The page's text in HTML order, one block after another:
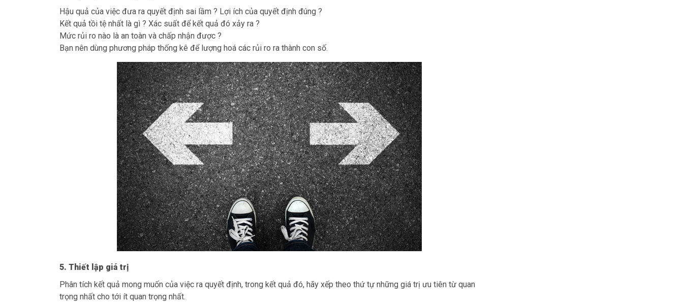
Hậu quả của việc đưa ra quyết định sai lầm ? Lợi ích của quyết định đúng ?
Kết quả tồi tệ nhất là gì ? Xác suất để kết quả đó xảy ra ?
Mức rủi ro nào là an toàn và chấp nhận được ?
Bạn nên dùng phương pháp thống kê để lượng hoá các rủi ro ra thành con số.
5. Thiết lập giá trị
Phân tích kết quả mong muốn của việc ra quyết định, trong kết quả đó, hãy xếp theo thứ tự những giá trị ưu tiên từ quan
trọng nhất cho tới ít quan trọng nhất.